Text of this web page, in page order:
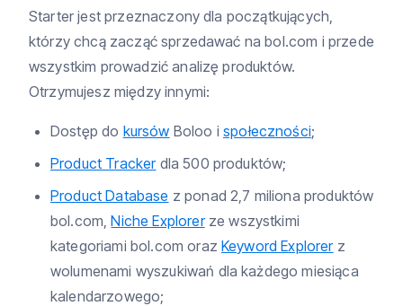
Starter jest przeznaczony dla początkujących,
którzy chcą zacząć sprzedawać na bol.com i przede
wszystkim prowadzić analizę produktów.
Otrzymujesz między innymi:
Dostęp do kursów Boloo ispołeczności;
Product Trackerdla 500 produktów;
Product Database z ponad 2,7 miliona produktów
bol.com,Niche Explorerze wszystkimi
kategoriami bol.com orazKeyword Explorerz
wolumenami wyszukiwań dla każdego miesiąca
kalendarzowego;